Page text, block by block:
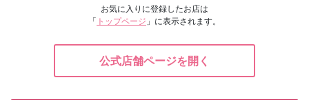
お気に入りに登録したお店は
「 トップページ 」に表示されます。
公式店舗ページを開く